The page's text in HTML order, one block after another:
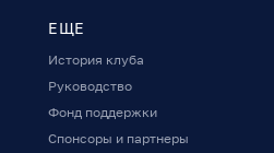
ЕЩЕ
История клуба
Руководство
Фонд поддержки
Спонсоры и партнеры